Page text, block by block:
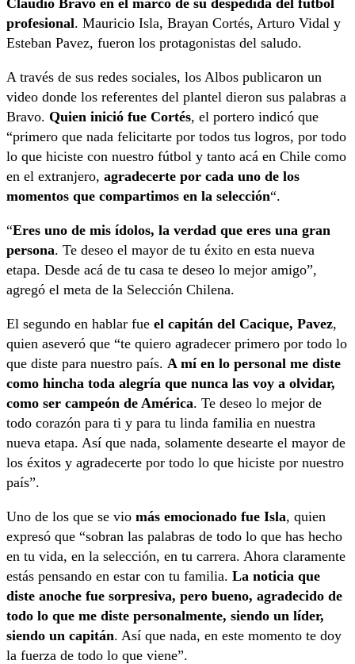
profesional. Mauricio Isla, Brayan Cortés, Arturo Vidal y
Esteban Pavez, fueron los protagonistas del saludo.
A través de sus redes sociales, los Albos publicaron un
video donde los referentes del plantel dieron sus palabras a
Bravo. Quien inició fue Cortés, el portero indicó que
“primero que nada felicitarte por todos tus logros, por todo
lo que hiciste con nuestro fútbol y tanto acá en Chile como
en el extranjero, agradecerte por cada uno de los
momentos que compartimos en la selección“.
“Eres uno de mis ídolos, la verdad que eres una gran
persona. Te deseo el mayor de tu éxito en esta nueva
etapa. Desde acá de tu casa te deseo lo mejor amigo”,
agregó el meta de la Selección Chilena.
El segundo en hablar fue el capitán del Cacique, Pavez,
quien aseveró que “te quiero agradecer primero por todo lo
que diste para nuestro país. A mí en lo personal me diste
como hincha toda alegría que nunca las voy a olvidar,
como ser campeón de América. Te deseo lo mejor de
todo corazón para ti y para tu linda familia en nuestra
nueva etapa. Así que nada, solamente desearte el mayor de
los éxitos y agradecerte por todo lo que hiciste por nuestro
país”.
Uno de los que se vio más emocionado fue Isla, quien
expresó que “sobran las palabras de todo lo que has hecho
en tu vida, en la selección, en tu carrera. Ahora claramente
estás pensando en estar con tu familia. La noticia que
diste anoche fue sorpresiva, pero bueno, agradecido de
todo lo que me diste personalmente, siendo un líder,
siendo un capitán. Así que nada, en este momento te doy
la fuerza de todo lo que viene”.